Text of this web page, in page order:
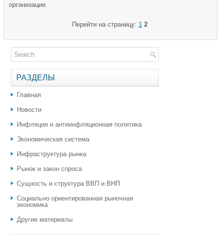
организации.
Перейти на страницу: 1 2
РАЗДЕЛЫ
Главная
Новости
Инфляция и антиинфляционная политика
Экономическая система
Инфраструктура рынка
Рынок и закон спроса
Сущность и структура ВВП и ВНП
Социально ориентированная рыночная
экономика
Другие материалы